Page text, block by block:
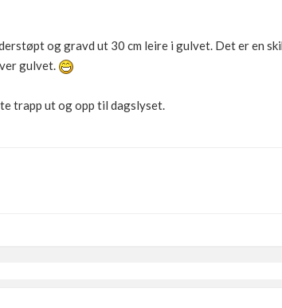
og gravd ut 30 cm leire i gulvet. Det er en
gulvet.
trapp ut og opp til dagslyset.